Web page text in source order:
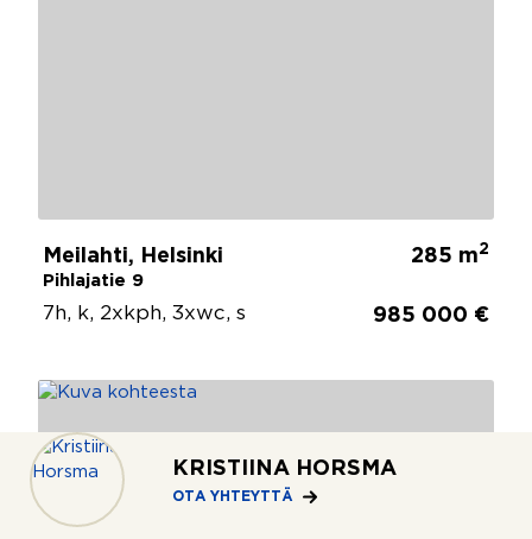
KRISTIINA HORSMA
OTA YHTEYTTÄ
Meilahti, Helsinki
Pihlajatie 9
285 m2
7h, k, 2xkph, 3xwc, s 985 000 €